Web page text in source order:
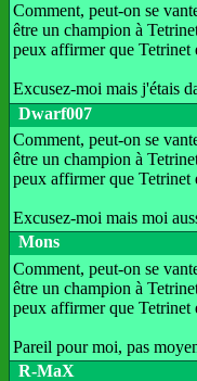
Comment, peut-on se
être un champion à
peux affirmer que Tetrinet
Excusez-moi mais j'étais
Dwarf007
Comment, peut-on se
être un champion à
peux affirmer que Tetrinet
Excusez-moi mais moi
Mons
Comment, peut-on se
être un champion à
peux affirmer que Tetrinet
Pareil pour moi, pas
R-MaX